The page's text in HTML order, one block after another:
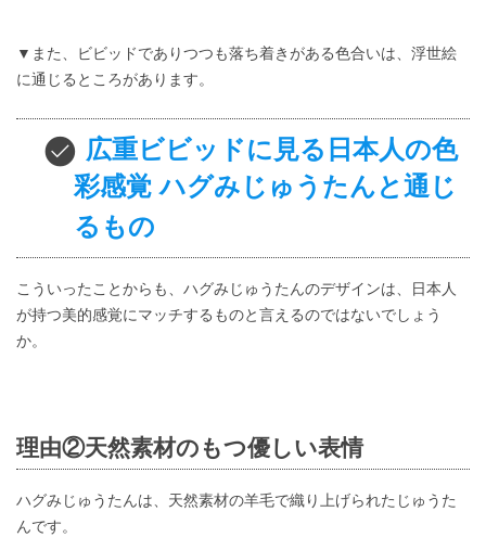
▼また、ビビッドでありつつも落ち着きがある色合いは、浮世絵
に通じるところがあります。
広重ビビッドに見る日本人の色
彩感覚 ハグみじゅうたんと通じ
るもの
こういったことからも、ハグみじゅうたんのデザインは、日本人
が持つ美的感覚にマッチするものと言えるのではないでしょう
か。
理由②天然素材のもつ優しい表情
ハグみじゅうたんは、天然素材の羊毛で織り上げられたじゅうた
んです。